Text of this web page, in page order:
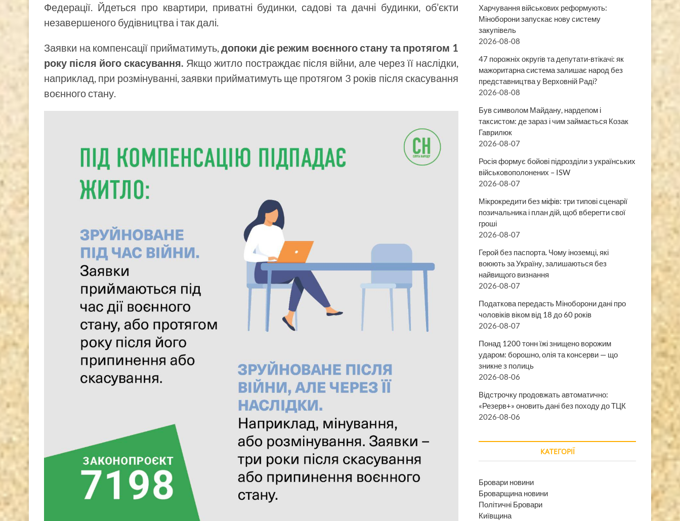
Федерації. Йдеться про квартири, приватні будинки, садові та дачні будинки, об’єкти
незавершеного будівництва і так далі.
Заявки на компенсації прийматимуть, допоки діє режим воєнного стану та протягом 1
року після його скасування. Якщо житло постраждає після війни, але через її наслідки,
наприклад, при розмінуванні, заявки прийматимуть ще протягом 3 років після скасування
воєнного стану.
Харчування військових реформують:
Міноборони запускає нову систему
закупівель
2026-08-08
47 порожніх округів та депутати-втікачі: як
мажоритарна система залишає народ без
представництва у Верховній Раді?
2026-08-08
Був символом Майдану, нардепом і
таксистом: де зараз і чим займається Козак
Гаврилюк
2026-08-07
Росія формує бойові підрозділи з українських
військовополонених – ISW
2026-08-07
Мікрокредити без міфів: три типові сценарії
позичальника і план дій, щоб вберегти свої
гроші
2026-08-07
Герой без паспорта. Чому іноземці, які
воюють за Україну, залишаються без
найвищого визнання
2026-08-07
Податкова передасть Міноборони дані про
чоловіків віком від 18 до 60 років
2026-08-07
Понад 1200 тонн їжі знищено ворожим
ударом: борошно, олія та консерви — що
зникне з полиць
2026-08-06
Відстрочку продовжать автоматично:
«Резерв+» оновить дані без походу до ТЦК
2026-08-06
КАТЕГОРІЇ
Бровари новини
Броварщина новини
Політичні Бровари
Київщина